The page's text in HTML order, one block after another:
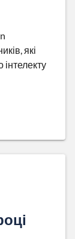
які